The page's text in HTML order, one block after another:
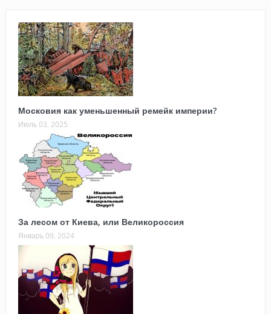
Московия как уменьшенный ремейк империи?
Июль 03, 2025
За лесом от Киева, или Великороссия
Январь 09, 2024